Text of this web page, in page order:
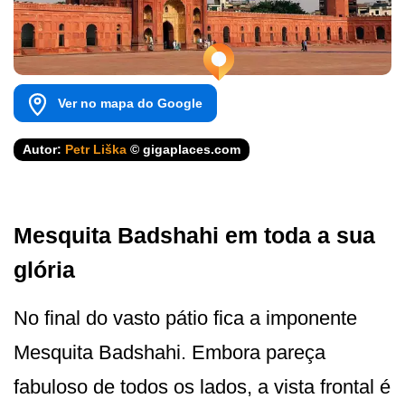
Ver no mapa do Google
Autor: Petr Liška © gigaplaces.com
Mesquita Badshahi em toda a sua
glória
No final do vasto pátio fica a imponente
Mesquita Badshahi. Embora pareça
fabuloso de todos os lados, a vista frontal é